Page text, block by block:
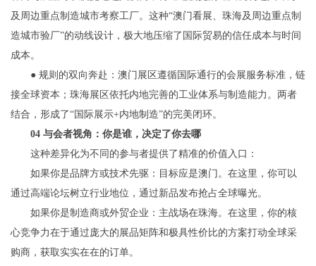
及周边重点制造城市考察工厂。这种“澳门看展、珠海及周边重点制
造城市验厂”的动线设计，极大地压缩了国际贸易的信任成本与时间
成本。
● 规则的双向奔赴：澳门展区遵循国际通行的会展服务标准，链
接全球资本；珠海展区依托内地完善的工业体系与制造能力。两者
结合，形成了“国际展示+内地制造”的完美闭环。
04 与会者视角：你是谁，决定了你去哪
这种差异化为不同的参与者提供了精准的价值入口：
如果你是品牌方或技术先驱：目标应是澳门。在这里，你可以
通过高端论坛树立行业地位，通过新品发布抢占全球曝光。
如果你是制造商或外贸企业：主战场在珠海。在这里，你的核
心竞争力在于通过庞大的展品矩阵和极具性价比的方案打动全球采
购商，获取实实在在的订单。